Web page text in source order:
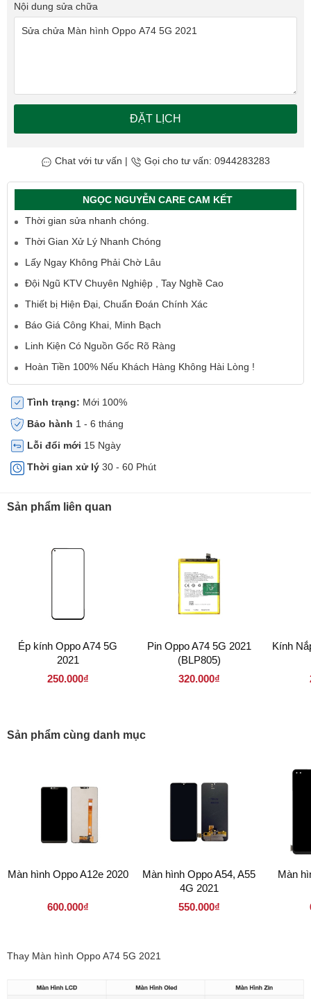
Nội dung sửa chữa
ĐẶT LỊCH
Chat với tư vấn | Gọi cho tư vấn: 0944283283
NGỌC NGUYỄN CARE CAM KẾT
Thời gian sửa nhanh chóng.
Thời Gian Xử Lý Nhanh Chóng
Lấy Ngay Không Phải Chờ Lâu
Đội Ngũ KTV Chuyên Nghiệp , Tay Nghề Cao
Thiết bị Hiện Đại, Chuẩn Đoán Chính Xác
Báo Giá Công Khai, Minh Bạch
Linh Kiện Có Nguồn Gốc Rõ Ràng
Hoàn Tiền 100% Nếu Khách Hàng Không Hài Lòng !
Tình trạng: Mới 100%
Bảo hành 1 - 6 tháng
Lỗi đổi mới 15 Ngày
Thời gian xử lý 30 - 60 Phút
Sản phẩm liên quan
Ép kính Oppo A74 5G
2021
250.000₫
Pin Oppo A74 5G 2021
(BLP805)
320.000₫
Kính
Sản phẩm cùng danh mục
Màn hình Oppo A12e 2020
600.000₫
Màn hình Oppo A54, A55
4G 2021
550.000₫
Màn
Thay Màn hình Oppo A74 5G 2021